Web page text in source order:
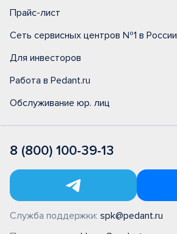
Прайс-лист
Сеть сервисных центров №1 в России
Для инвесторов
Работа в Pedant.ru
Обслуживание юр. лиц
8 (800) 100-39-13
Служба поддержки: spk@pedant.ru